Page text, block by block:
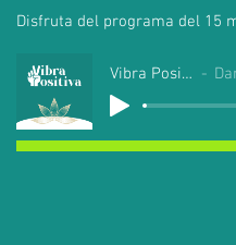
Disfruta del programa del 15
Vibra Positiva